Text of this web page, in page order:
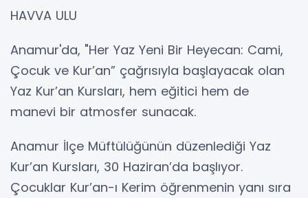
HAVVA ULU
Anamur'da, "Her Yaz Yeni Bir Heyecan: Cami,
Çocuk ve Kur’an” çağrısıyla başlayacak olan
Yaz Kur’an Kursları, hem eğitici hem de
manevi bir atmosfer sunacak.
Anamur İlçe Müftülüğünün düzenlediği Yaz
Kur’an Kursları, 30 Haziran’da başlıyor.
Çocuklar Kur’an-ı Kerim öğrenmenin yanı sıra